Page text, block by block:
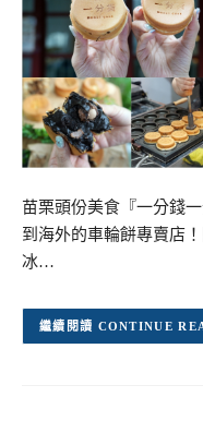
苗栗頭份美食『一分錢
到海外的車輪餅專賣店
冰…
CONTINUE